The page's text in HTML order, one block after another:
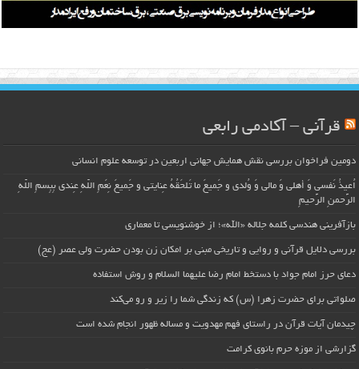
قرآنی – آکادمی رابعی
دومین فراخوان بررسی نقش همایش جهانی اربعین در توسعه علوم انسانی
اُعیذُ نَفسی وَ أهلی وَ مالی وَ وُلدی و جَمیعَ ما تَلحَقُهُ عِنایتی و جَمیعَ نِعَمِ اللّهِ عِندی بِبِسمِ اللّهِ
الرَّحمنِ الرَّحیمِ
بازآفرینی هندسی کلمه جلاله «الله»؛ از خوشنویسی تا معماری
بررسی دلایل قرآنی و روایی و تاریخی مبنی بر امکان زن بودن حضرت ولی عصر (عج)
دعای حرز امام جواد با دستخط امام رضا علیهما السلام و روش استفاده
صلواتی برای حضرت زهرا (س) که زندگی شما را زیر و رو می‌کند
چیدمان آیات قرآن در راستای فهم مهدویت و مساله ظهور انجام شده است
گزارشی از موزه حرم بانوی کرامت